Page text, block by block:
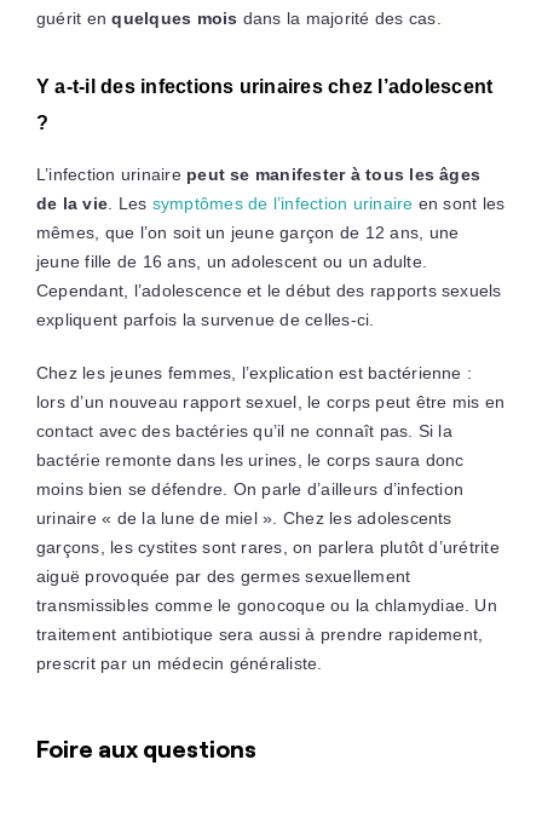
guérit enquelques mois dans la majorité des cas.
Y a-t-il des infections urinaires chez l’adolescent
?
L’infection urinaire peut se manifester à tous les âges
de la vie . Les symptômes de l’infection urinaire en sont les
mêmes, que l’on soit un jeune garçon de 12 ans, une
jeune fille de 16 ans, un adolescent ou un adulte.
Cependant, l’adolescence et le début des rapports sexuels
expliquent parfois la survenue de celles-ci.
Chez les jeunes femmes, l’explication est bactérienne :
lors d’un nouveau rapport sexuel, le corps peut être mis en
contact avec des bactéries qu’il ne connaît pas. Si la
bactérie remonte dans les urines, le corps saura donc
moins bien se défendre. On parle d’ailleurs d’infection
urinaire « de la lune de miel ». Chez les adolescents
garçons, les cystites sont rares, on parlera plutôt d’urétrite
aiguë provoquée par des germes sexuellement
transmissibles comme le gonocoque ou la chlamydiae. Un
traitement antibiotique sera aussi à prendre rapidement,
prescrit par un médecin généraliste.
Foire aux questions